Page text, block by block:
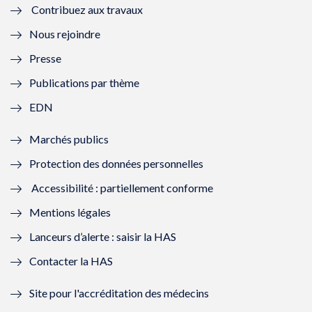
l
l
f
n
ê
t
r
e
)
e
e
n
ê
r
)
ê
t
e
ê
)
Contribuez aux travaux
Nous rejoindre
Presse
Publications par thème
EDN
Marchés publics
Protection des données personnelles
Accessibilité : partiellement conforme
Mentions légales
Lanceurs d’alerte : saisir la HAS
Contacter la HAS
Site pour l'accréditation des médecins